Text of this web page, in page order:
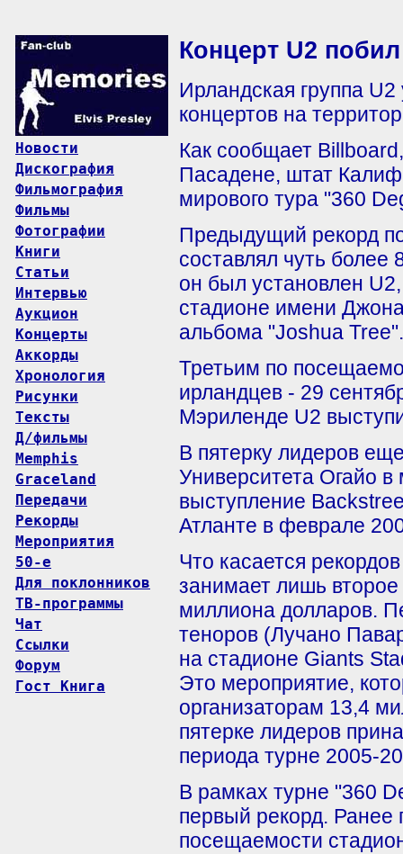
Новости
Дискография
Фильмография
Фильмы
Фотографии
Книги
Статьи
Интервью
Аукцион
Концерты
Аккорды
Хронология
Рисунки
Тексты
Д/фильмы
Memphis
Graceland
Передачи
Рекорды
Мероприятия
50-е
Для поклонников
ТВ-программы
Чат
Ссылки
Форум
Гост Книга
Концерт U2
Ирландская группа
концертов на
Как сообщает
Пасадене, штат
мирового тура "360
Предыдущий рекорд
составлял чуть более
он был установлен
стадионе имени
альбома "Joshua Tree".
Третьим по
ирландцев - 29
Мэриленде U2
В пятерку лидеров
Университета Огайо в
выступление
Атланте в феврале
Что касается
занимает лишь
миллиона долларов.
теноров (Лучано
на стадионе Giants
Это мероприятие,
организаторам 13,4
пятерке лидеров
периода турне 2005-
В рамках турне "360
первый рекорд. Ранее
посещаемости